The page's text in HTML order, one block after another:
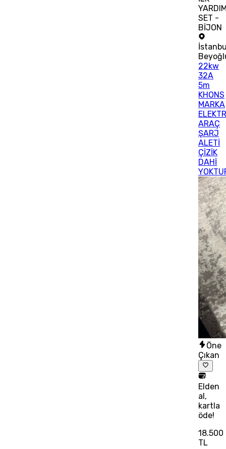
SET -
BİJON
22kw
32A
5m
KHONS
MARKA
ARAÇ
ŞARJ
ALETİ
ÇİZİK
DAHİ
Öne
Çıkan
Elden
al,
kartla
öde!
18.500
TL